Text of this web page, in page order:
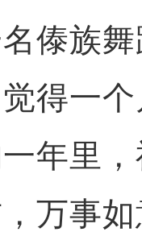
傣族
得一
年里
万事如